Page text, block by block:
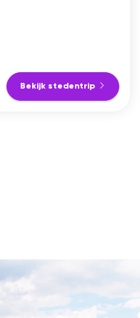
Bekijk stedentrip